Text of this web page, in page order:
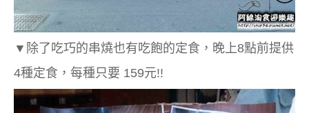
▼ 除了吃巧的串燒也有吃飽的定食，晚上8點前提供
4種定食，每種只要 159元!!